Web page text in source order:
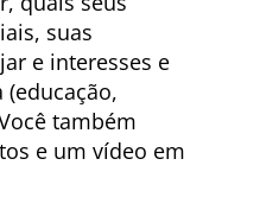
suas
e interesses e
(educação,
também
e um vídeo em